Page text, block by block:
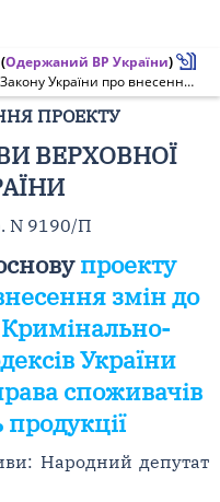
(Одержаний ВР України)
Про прийняття за основу проекту Закону України про внесення змін до Кримінального та Кримінально-процесуального кодексів України щодо забезпечення права споживачів на безпечність продукції